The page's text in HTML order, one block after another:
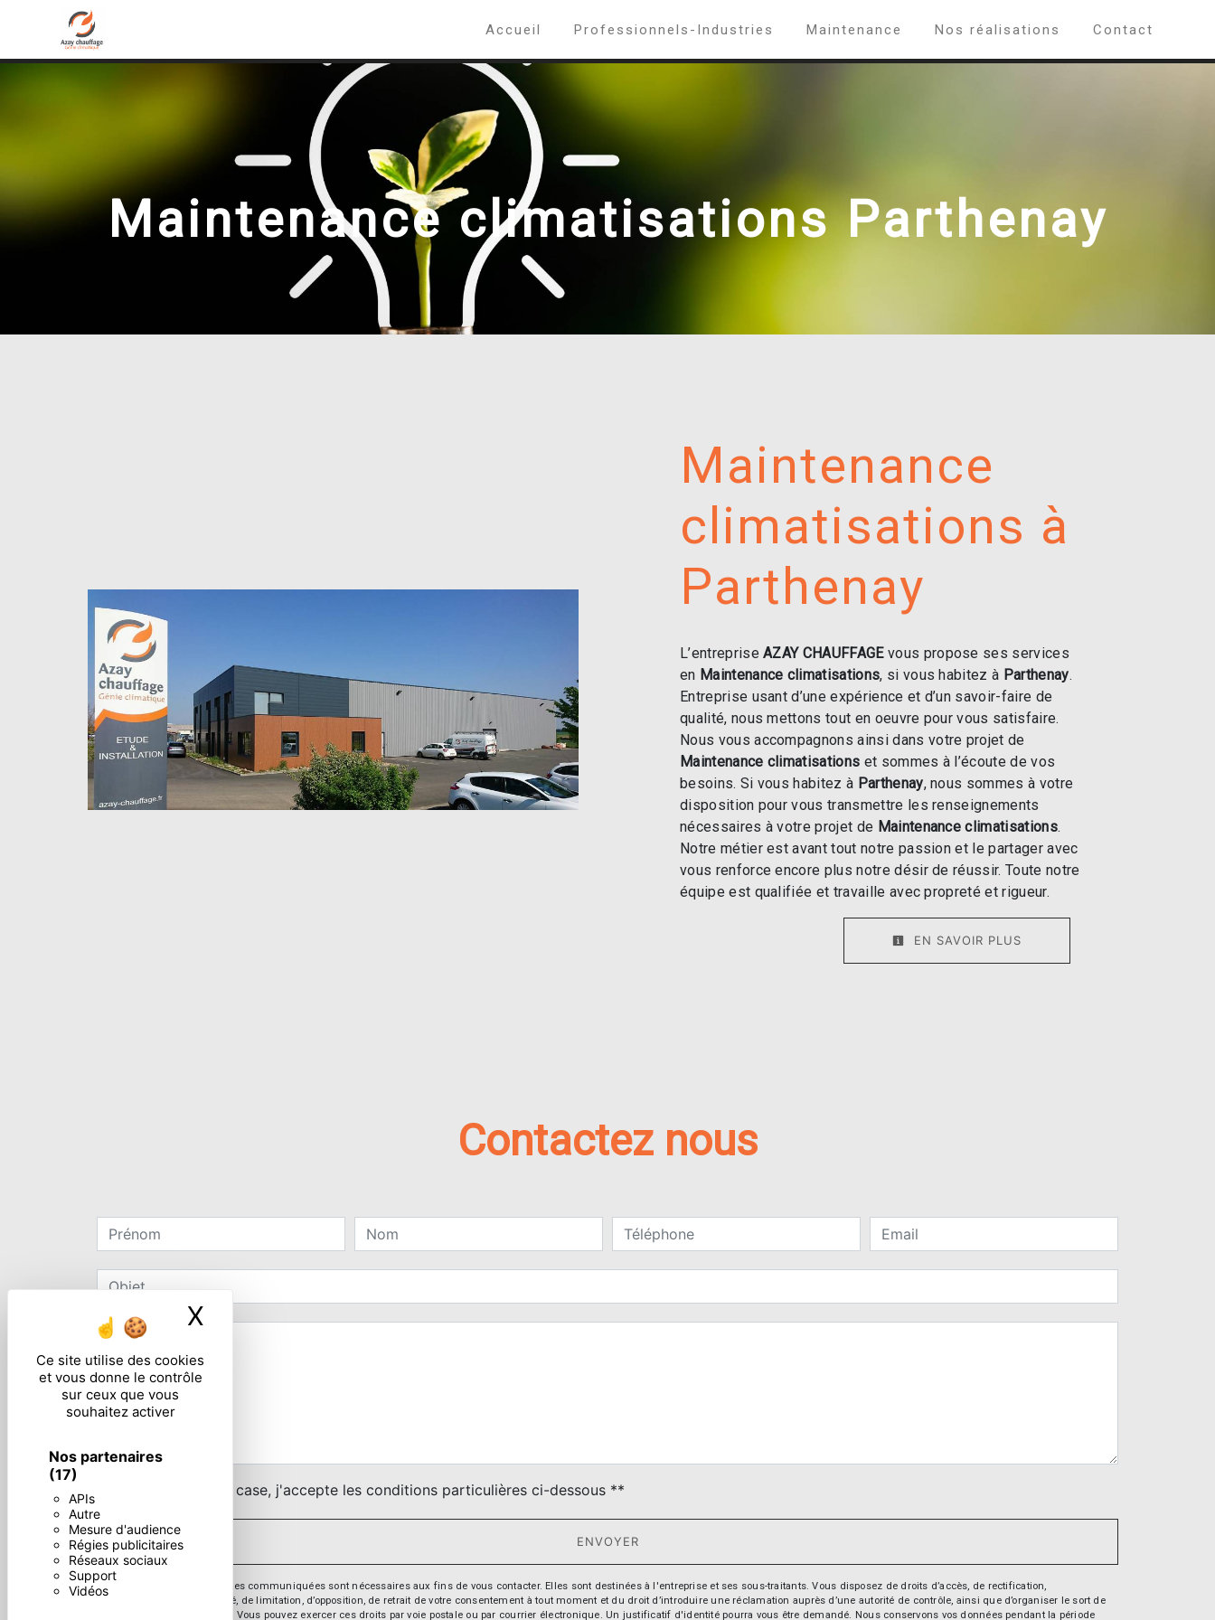
Panneau de gestion des cookies
Ce site utilise des cookies
et vous donne le contrôle
sur ceux que vous
souhaitez activer
Nos partenaires
(17)
APIs
Autre
Mesure d'audience
Régies publicitaires
Réseaux sociaux
Support
Vidéos
X Masquer le bandeau des cookies
Accueil Professionnels-Industries Maintenance Nos réalisations Contact
Maintenance climatisations Parthenay
Maintenance
climatisations à
Parthenay
L’entrepriseAZAY CHAUFFAGEvous propose ses services
en Maintenance climatisations, si vous habitez à Parthenay.
Entreprise usant d’une expérience et d’un savoir-faire de
qualité, nous mettons tout en oeuvre pour vous satisfaire.
Nous vous accompagnons ainsi dans votre projet de
Maintenance climatisations et sommes à l’écoute de vos
besoins. Si vous habitez à Parthenay, nous sommes à votre
disposition pour vous transmettre les renseignements
nécessaires à votre projet de Maintenance climatisations.
Notre métier est avant tout notre passion et le partager avec
vous renforce encore plus notre désir de réussir. Toute notre
équipe est qualifiée et travaille avec propreté et rigueur.
EN SAVOIR PLUS
Contactez nous
En cochant cette case, j'accepte les conditions particulières ci-dessous **
ENVOYER
** Les données personnelles communiquées sont nécessaires aux fins de vous contacter. Elles sont destinées à l'entreprise et ses sous-traitants. Vous disposez de droits d’accès, de rectification,
d’effacement, de portabilité, de limitation, d’opposition, de retrait de votre consentement à tout moment et du droit d’introduire une réclamation auprès d’une autorité de contrôle, ainsi que d’organiser le sort de
vos données post-mortem. Vous pouvez exercer ces droits par voie postale ou par courrier électronique. Un justificatif d'identité pourra vous être demandé. Nous conservons vos données pendant la période